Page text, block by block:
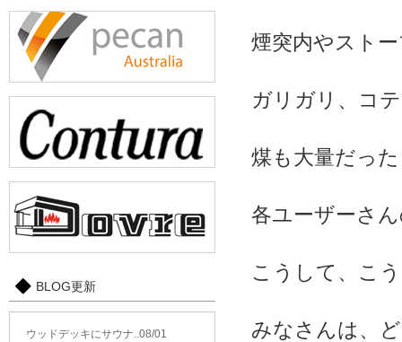
煙突内やスト
ガリガリ、コ
煤も大量だっ
各ユーザーさ
こうして、こ
みなさんは、
BLOG更新
ウッドデッキにサウナ..08/01